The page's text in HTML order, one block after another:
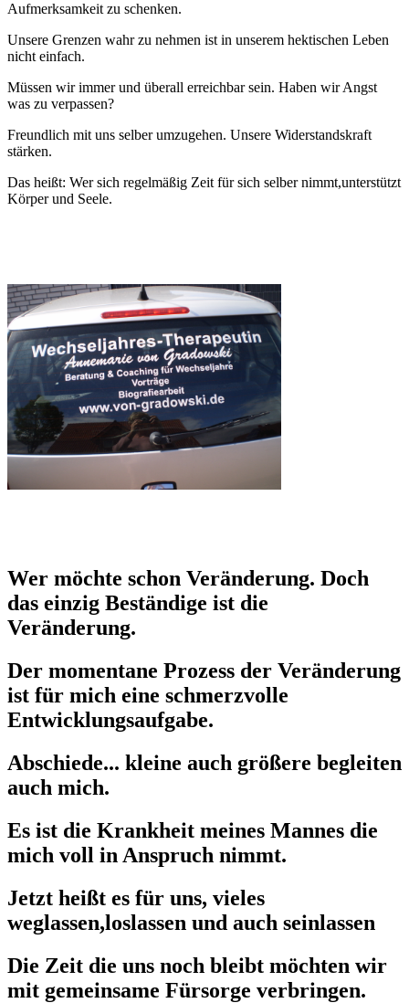
Aufmerksamkeit zu schenken.
Unsere Grenzen wahr zu nehmen ist in unserem hektischen Leben
nicht einfach.
Müssen wir immer und überall erreichbar sein. Haben wir Angst
was zu verpassen?
Freundlich mit uns selber umzugehen. Unsere Widerstandskraft
stärken.
Das heißt: Wer sich regelmäßig Zeit für sich selber nimmt,unterstützt
Körper und Seele.
Wer möchte schon Veränderung. Doch
das einzig Beständige ist die
Veränderung.
Der momentane Prozess der Veränderung
ist für mich eine schmerzvolle
Entwicklungsaufgabe.
Abschiede... kleine auch größere begleiten
auch mich.
Es ist die Krankheit meines Mannes die
mich voll in Anspruch nimmt.
Jetzt heißt es für uns, vieles
weglassen,loslassen und auch seinlassen
Die Zeit die uns noch bleibt möchten wir
mit gemeinsame Fürsorge verbringen.